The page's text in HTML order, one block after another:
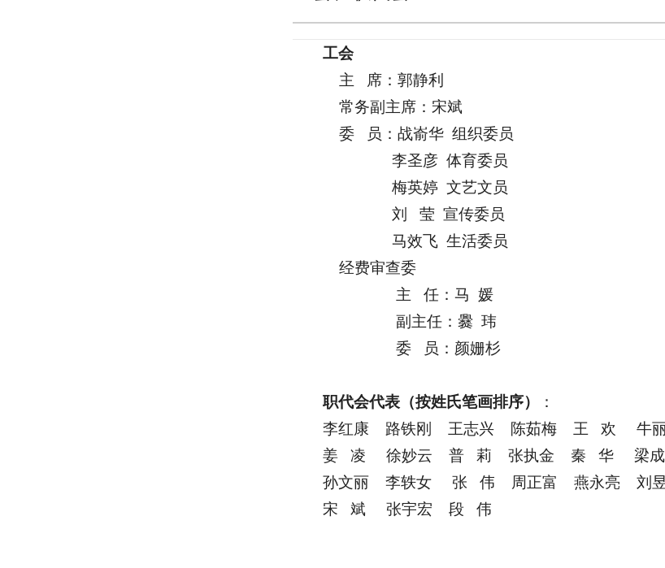
工会
主 席：郭静利
常务副主席：宋斌
委 员：战嵛华 组织委员
李圣彦 体育委员
梅英婷 文艺文员
刘 莹 宣传委员
马效飞 生活委员
经费审查委
主 任：马 媛
副主任：爨 玮
委 员：颜姗杉
职代会代表（按姓氏笔画排序）
：
李红康 路铁刚 王志兴 陈茹梅 王 欢 牛
姜 凌 徐妙云普 莉 张执金 秦 华梁
孙文丽 李轶女 张 伟 周正富燕永亮 刘
宋 斌张宇宏段 伟